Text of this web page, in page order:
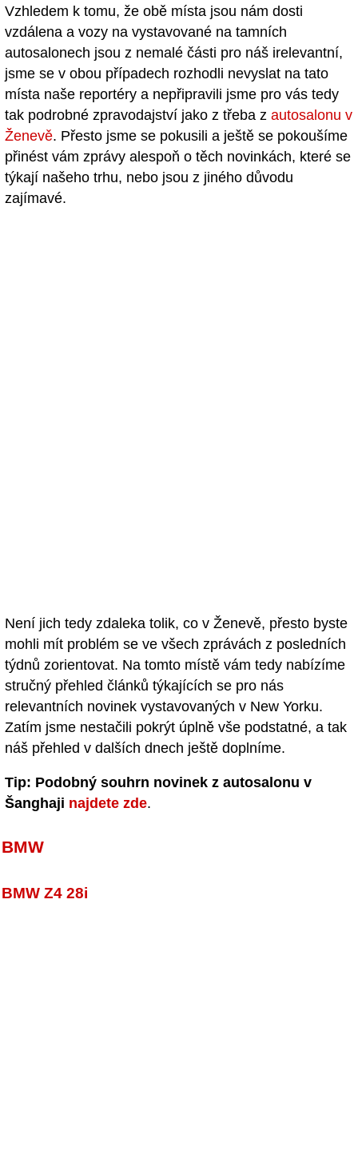
Vzhledem k tomu, že obě místa jsou nám dosti
vzdálena a vozy na vystavované na tamních
autosalonech jsou z nemalé části pro náš irelevantní,
jsme se v obou případech rozhodli nevyslat na tato
místa naše reportéry a nepřipravili jsme pro vás tedy
tak podrobné zpravodajství jako z třeba z autosalonu v
Ženevě. Přesto jsme se pokusili a ještě se pokoušíme
přinést vám zprávy alespoň o těch novinkách, které se
týkají našeho trhu, nebo jsou z jiného důvodu
zajímavé.
Není jich tedy zdaleka tolik, co v Ženevě, přesto byste
mohli mít problém se ve všech zprávách z posledních
týdnů zorientovat. Na tomto místě vám tedy nabízíme
stručný přehled článků týkajících se pro nás
relevantních novinek vystavovaných v New Yorku.
Zatím jsme nestačili pokrýt úplně vše podstatné, a tak
náš přehled v dalších dnech ještě doplníme.
Tip: Podobný souhrn novinek z autosalonu v
Šanghaji najdete zde.
BMW
BMW Z4 28i